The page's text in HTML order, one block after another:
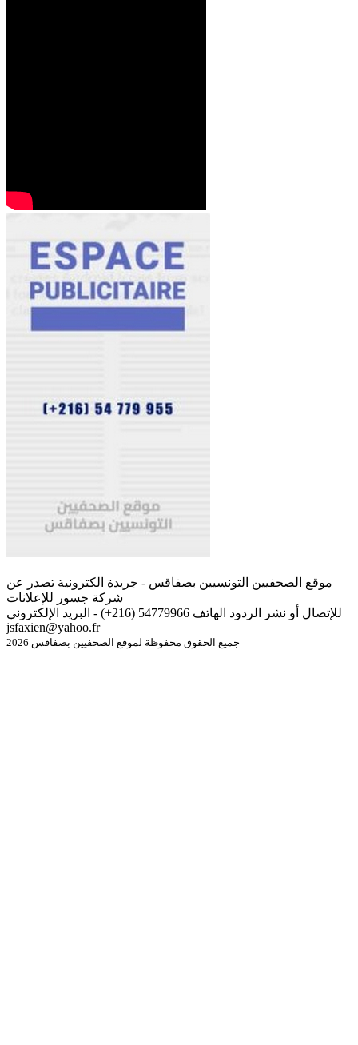
موقع الصحفيين التونسيين بصفاقس - جريدة الكترونية تصدر عن
شركة جسور للإعلانات
للإتصال أو نشر الردود الهاتف 54779966 (216+) - البريد الإلكتروني
jsfaxien@yahoo.fr
جميع الحقوق محفوظة لموقع الصحفيين بصفاقس 2026